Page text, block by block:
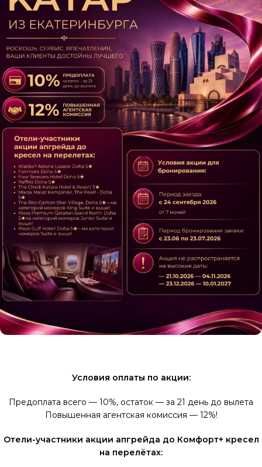
Условия оплаты по акции:
Предоплата всего — 10%, остаток — за 21 день до вылета
Повышенная агентская комиссия — 12%!
Отели-участники акции апгрейда до Комфорт+ кресел
на перелётах: